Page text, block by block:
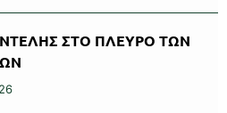
ΣΤΟ ΠΛΕΥΡΟ ΤΩΝ